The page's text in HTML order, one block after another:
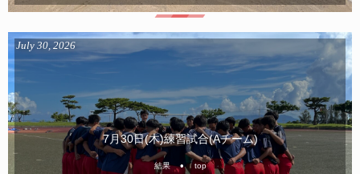
7月30日(木)練習試合(Aチーム)
July 30 2026
結果 top